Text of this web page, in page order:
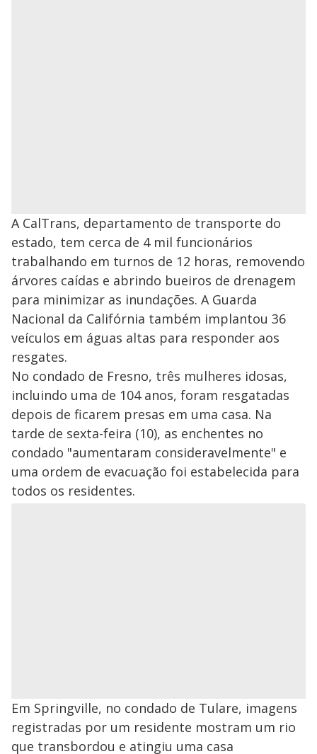
A CalTrans, departamento de transporte do
estado, tem cerca de 4 mil funcionários
trabalhando em turnos de 12 horas, removendo
árvores caídas e abrindo bueiros de drenagem
para minimizar as inundações. A Guarda
Nacional da Califórnia também implantou 36
veículos em águas altas para responder aos
resgates.
No condado de Fresno, três mulheres idosas,
incluindo uma de 104 anos, foram resgatadas
depois de ficarem presas em uma casa. Na
tarde de sexta-feira (10), as enchentes no
condado "aumentaram consideravelmente" e
uma ordem de evacuação foi estabelecida para
todos os residentes.
Em Springville, no condado de Tulare, imagens
registradas por um residente mostram um rio
que transbordou e atingiu uma casa